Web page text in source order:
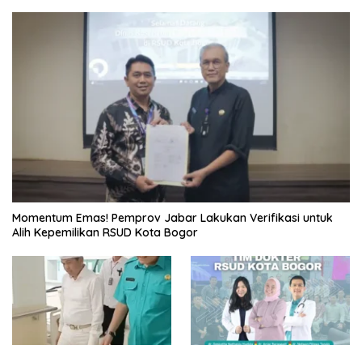
Momentum Emas! Pemprov Jabar Lakukan Verifikasi untuk
Alih Kepemilikan RSUD Kota Bogor